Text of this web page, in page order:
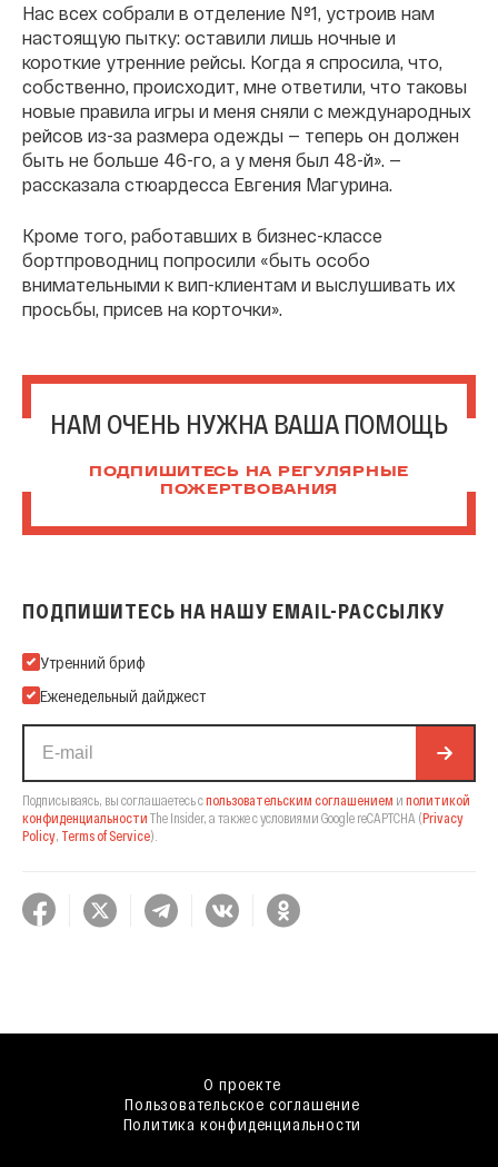
Нас всех собрали в отделение №1, устроив нам
настоящую пытку: оставили лишь ночные и
короткие утренние рейсы. Когда я спросила, что,
собственно, происходит, мне ответили, что таковы
новые правила игры и меня сняли с международных
рейсов из-за размера одежды — теперь он должен
быть не больше 46-го, а у меня был 48-й». —
рассказала стюардесса Евгения Магурина.
Кроме того, работавших в бизнес-классе
бортпроводниц попросили «быть особо
внимательными к вип-клиентам и выслушивать их
просьбы, присев на корточки».
НАМ ОЧЕНЬ НУЖНА ВАША ПОМОЩЬ
ПОДПИШИТЕСЬ НА РЕГУЛЯРНЫЕ
ПОЖЕРТВОВАНИЯ
ПОДПИШИТЕСЬ НА НАШУ EMAIL-РАССЫЛКУ
Подпишитесь на нашу Email-рассылку
Утренний бриф
Еженедельный дайджест
Подписываясь, вы соглашаетесь спользовательским соглашением и политикой
конфиденциальности The Insider, а также с условиями Google reCAPTCHA (Privacy
Policy, Terms of Service).
О проекте
Пользовательское соглашение
Политика конфиденциальности